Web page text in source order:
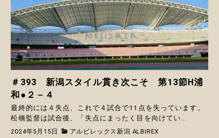
＃393 新潟スタイル貫き次こそ 第13節H浦
和●２－４
最終的には４失点、これで４試合で11点を失っています。
松橋監督は試合後、「失点にまったく目を向けてい...
2024年5月15日
アルビレックス新潟 ALBIREX